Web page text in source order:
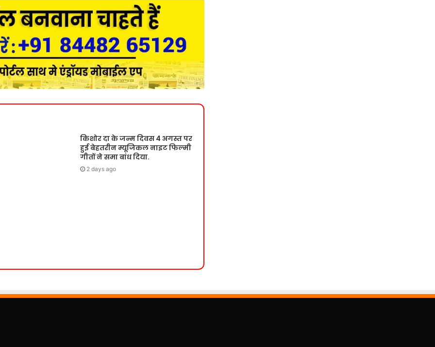
किशोर दा के जन्म दिवस 4 अगस्त पर
हुई बेहतरीन म्यूजिकल नाइट फिल्मी
गीतों ने समा बांध दिया.
2 days ago